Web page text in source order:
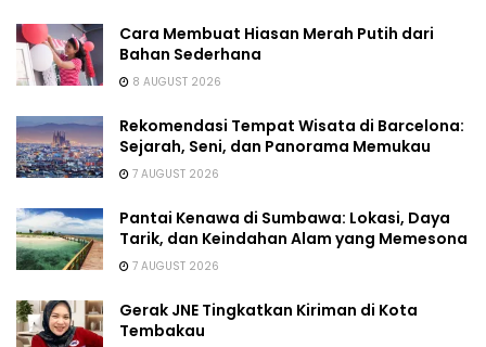
Cara Membuat Hiasan Merah Putih dari
Bahan Sederhana
8 AUGUST 2026
Rekomendasi Tempat Wisata di Barcelona:
Sejarah, Seni, dan Panorama Memukau
7 AUGUST 2026
Pantai Kenawa di Sumbawa: Lokasi, Daya
Tarik, dan Keindahan Alam yang Memesona
7 AUGUST 2026
Gerak JNE Tingkatkan Kiriman di Kota
Tembakau